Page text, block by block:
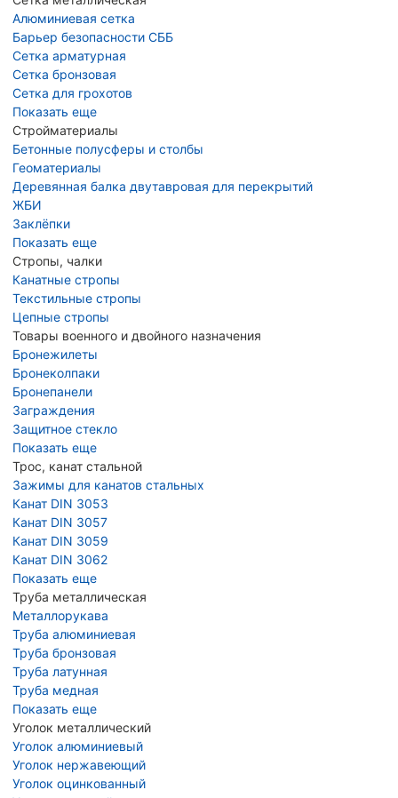
Алюминиевая сетка
Барьер безопасности СББ
Сетка арматурная
Сетка бронзовая
Сетка для грохотов
Показать еще
Стройматериалы
Бетонные полусферы и столбы
Геоматериалы
Деревянная балка двутавровая для перекрытий
ЖБИ
Заклёпки
Показать еще
Стропы, чалки
Канатные стропы
Текстильные стропы
Цепные стропы
Товары военного и двойного назначения
Бронежилеты
Бронеколпаки
Бронепанели
Заграждения
Защитное стекло
Показать еще
Трос, канат стальной
Зажимы для канатов стальных
Канат DIN 3053
Канат DIN 3057
Канат DIN 3059
Канат DIN 3062
Показать еще
Труба металлическая
Металлорукава
Труба алюминиевая
Труба бронзовая
Труба латунная
Труба медная
Показать еще
Уголок металлический
Уголок алюминиевый
Уголок нержавеющий
Уголок оцинкованный